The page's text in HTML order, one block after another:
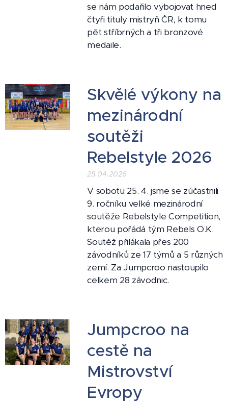
se nám podařilo vybojovat hned
čtyři tituly mistryň ČR, k tomu
pět stříbrných a tři bronzové
medaile.
Skvělé výkony na
mezinárodní
soutěži
Rebelstyle 2026
25.04.2026
V sobotu 25. 4. jsme se zúčastnili
9. ročníku velké mezinárodní
soutěže Rebelstyle Competition,
kterou pořádá tým Rebels O.K.
Soutěž přilákala přes 200
závodníků ze 17 týmů a 5 různých
zemí. Za Jumpcroo nastoupilo
celkem 28 závodnic.
Jumpcroo na
cestě na
Mistrovství
Evropy